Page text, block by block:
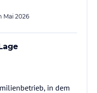
und die Tradition mit der
ist Familie Plunger
Alpenflora**** in
Mai 2026
in dem